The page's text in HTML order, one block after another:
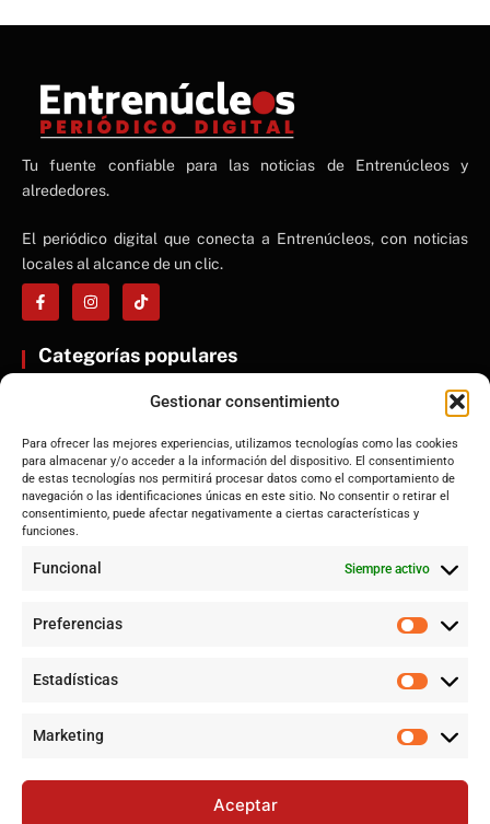
Gestionar consentimiento
Para ofrecer las mejores experiencias, utilizamos tecnologías como las cookies
para almacenar y/o acceder a la información del dispositivo. El consentimiento
de estas tecnologías nos permitirá procesar datos como el comportamiento de
navegación o las identificaciones únicas en este sitio. No consentir o retirar el
consentimiento, puede afectar negativamente a ciertas características y
funciones.
Funcional Siempre activo
Preferencias
Estadísticas
Marketing
Aceptar
NE
NEWS ELEMENTOR
Tu fuente confiable para las noticias de Entrenúcleos y
alrededores.
El periódico digital que conecta a Entrenúcleos, con noticias
locales al alcance de un clic.
Categorías populares
Sevilla
Andalucía
Internacional
Tecnología
Cultura y ocio
Deportes y vida
Lo más leído
Jujutsu Kaisen: cuándo el shōnen decidió crecer sin perder su